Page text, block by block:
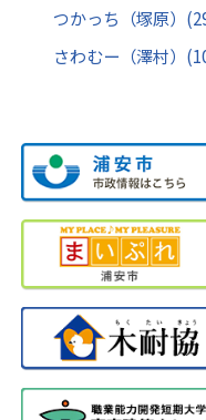
つかっち（塚原）
さわむー（澤村）